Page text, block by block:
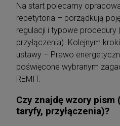
Na start polecamy
repetytoria – porządkują
regulacji i typowe procedury
przyłączenia). Kolejnym
ustawy – Prawo
poświęcone wybranym
REMIT.
Czy znajdę wzory
taryfy, przyłączenia)?